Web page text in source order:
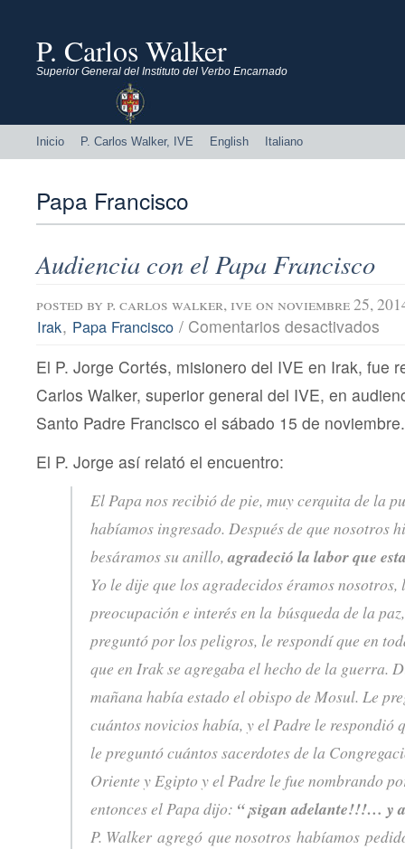
P. Carlos Walker
Superior General del Instituto del Verbo Encarnado
Inicio P. Carlos Walker, IVE English Italiano
Papa Francisco
Audiencia con el Papa Francisco
posted by p. carlos walker, ive on noviembre 25,
Irak, Papa Francisco / Comentarios desactivados
el
El P. Jorge Cortés, misionero del IVE en Irak, fue
Carlos Walker, superior general del IVE, en
Santo Padre Francisco el sábado 15 de noviembre.
El P. Jorge así relató el encuentro:
El Papa nos recibió de pie, muy cerquita de la
habíamos ingresado. Después de que nosotros
besáramos su anillo,agradeció la labor que
Yo le dije que los agradecidos éramos
preocupación e interés en la búsqueda de la
preguntó por los peligros, le respondí que en
que en Irak se agregaba el hecho de la guerra.
mañana había estado el obispo de Mosul. Le
cuántos novicios había, y el Padre le respondió
le preguntó cuántos sacerdotes de la
Oriente y Egipto y el Padre le fue nombrando
entonces el Papa dijo: “¡sigan adelante!!!… y
P. Walker agregó que nosotros habíamos